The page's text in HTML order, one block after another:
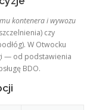
kontenera i wywozu
czy
W Otwocku
— od podstawienia
BDO.